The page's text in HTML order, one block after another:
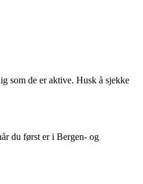
som de er aktive. Husk å sjekke
du først er i Bergen- og